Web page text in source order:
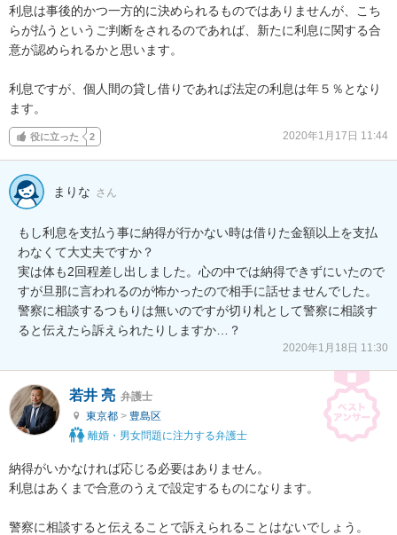
利息は事後的かつ一方的に決められるものではありませんが、こち
らが払うというご判断をされるのであれば、新たに利息に関する合
意が認められるかと思います。
利息ですが、個人間の貸し借りであれば法定の利息は年５％となり
ます。
役に立った 2 2020年1月17日 11:44
まりな さん
もし利息を支払う事に納得が行かない時は借りた金額以上を支払
わなくて大丈夫ですか？
実は体も2回程差し出しました。心の中では納得できずにいたので
すが旦那に言われるのが怖かったので相手に話せませんでした。
警察に相談するつもりは無いのですが切り札として警察に相談す
ると伝えたら訴えられたりしますか…？
2020年1月18日 11:30
若井 亮 弁護士
東京都 > 豊島区
離婚・男女問題に注力する弁護士
納得がいかなければ応じる必要はありません。
利息はあくまで合意のうえで設定するものになります。
警察に相談すると伝えることで訴えられることはないでしょう。